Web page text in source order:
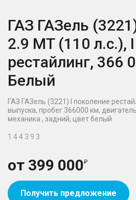
ГАЗ ГАЗель
2.9 MT (110 л.с.),
рестайлинг, 366
Белый
ГАЗ ГАЗель (3221) I поколение
выпуска, пробег 366000 км,
механика , задний, цвет белый
1 4 4 3 9 3
от 399 000
Получить предложение